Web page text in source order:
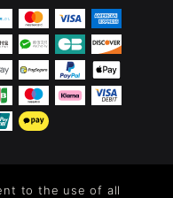
to the use of all